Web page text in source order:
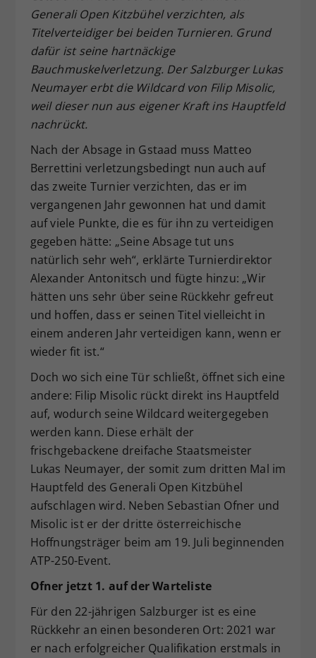
Generali Open Kitzbühel verzichten, als
Titelverteidiger bei beiden Turnieren. Grund
dafür ist seine hartnäckige
Bauchmuskelverletzung. Der Salzburger Lukas
Neumayer erbt die Wildcard von Filip Misolic,
weil dieser nun aus eigener Kraft ins Hauptfeld
nachrückt.
Nach der Absage in Gstaad muss Matteo
Berrettini verletzungsbedingt nun auch auf
das zweite Turnier verzichten, das er im
vergangenen Jahr gewonnen hat und damit
auf viele Punkte, die es für ihn zu verteidigen
gegeben hätte: „Seine Absage tut uns
natürlich sehr weh“, erklärte Turnierdirektor
Alexander Antonitsch und fügte hinzu: „Wir
hätten uns sehr über seine Rückkehr gefreut
und hoffen, dass er seinen Titel vielleicht in
einem anderen Jahr verteidigen kann, wenn er
wieder fit ist.“
Doch wo sich eine Tür schließt, öffnet sich eine
andere: Filip Misolic rückt direkt ins Hauptfeld
auf, wodurch seine Wildcard weitergegeben
werden kann. Diese erhält der
frischgebackene dreifache Staatsmeister
Lukas Neumayer, der somit zum dritten Mal im
Hauptfeld des Generali Open Kitzbühel
aufschlagen wird. Neben Sebastian Ofner und
Misolic ist er der dritte österreichische
Hoffnungsträger beim am 19. Juli beginnenden
ATP-250-Event.
Ofner jetzt 1. auf der Warteliste
Für den 22-jährigen Salzburger ist es eine
Rückkehr an einen besonderen Ort: 2021 war
er nach erfolgreicher Qualifikation erstmals in
Zweck
Dieser Wert speichert Ihre Consent-
Einstellungen. Unter anderem eine
zufällig generierte ID, für die
historische Speicherung Ihrer
vorgenommen Einstellungen, falls der
Webseiten-Betreiber dies eingestellt
hat.